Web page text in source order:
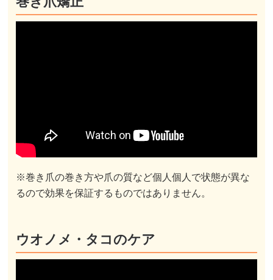
※巻き爪の巻き方や爪の質など個人個人で状態が異な
るので効果を保証するものではありません。
ウオノメ・タコのケア